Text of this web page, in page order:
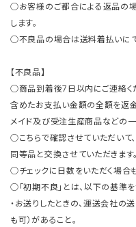
○お客様のご都合による返品の
します。
○不良品の場合は送料着払いにて
【不良品】
○商品到着後7日以内にご連絡く
含めたお支払い金額の全額を返金
メイド及び受注生産商品などの一
○こちらで確認させていただいて
同等品と交換させていただきます。
○チェックに日数をいただく場合
○「初期不良」とは、以下の基準
・お送りしたときの、運送会社の
も可）があること。